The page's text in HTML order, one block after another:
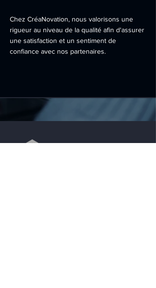
Chez CréaNovation, nous valorisons une
rigueur au niveau de la qualité afin d'assurer
une satisfaction et un sentiment de
confiance avec nos partenaires.